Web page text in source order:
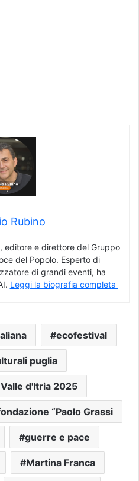
Rubino
editore e direttore del Gruppo
del Popolo. Esperto di
di grandi eventi, ha
Leggi la biografia completa
ecofestival
puglia
d'Itria 2025
“Paolo Grassi
guerre e pace
Martina Franca